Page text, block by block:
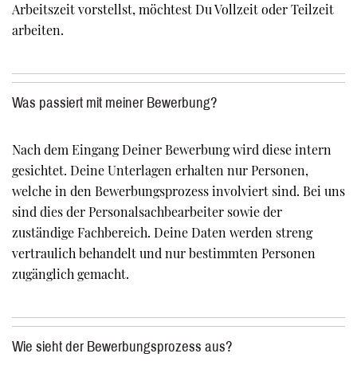
Arbeitszeit vorstellst, möchtest Du Vollzeit oder Teilzeit
arbeiten.
Was passiert mit meiner Bewerbung?
Nach dem Eingang Deiner Bewerbung wird diese intern
gesichtet. Deine Unterlagen erhalten nur Personen,
welche in den Bewerbungsprozess involviert sind. Bei uns
sind dies der Personalsachbearbeiter sowie der
zuständige Fachbereich. Deine Daten werden streng
vertraulich behandelt und nur bestimmten Personen
zugänglich gemacht.
Wie sieht der Bewerbungsprozess aus?